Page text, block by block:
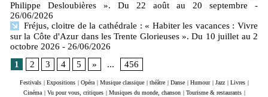
Philippe Desloubières ». Du 22 août au 20 septembre
-
26/06/2026
Fréjus, cloitre de la cathédrale : « Habiter les vacances : Vivre
sur la Côte d'Azur dans les Trente Glorieuses ». Du 10 juillet au 2
octobre 2026 - 26/06/2026
1
2 3 4 5 » ... 456
Festivals | Expositions | Opéra | Musique classique | théâtre | Danse | Humour | Jazz | Livres |
Cinéma | Vu pour vous, critiques | Musiques du monde, chanson | Tourisme & restaurants |